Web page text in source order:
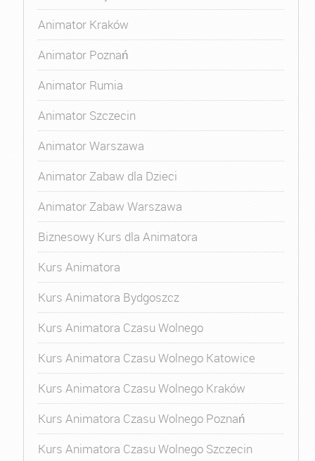
Animator Kraków
Animator Poznań
Animator Rumia
Animator Szczecin
Animator Warszawa
Animator Zabaw dla Dzieci
Animator Zabaw Warszawa
Biznesowy Kurs dla Animatora
Kurs Animatora
Kurs Animatora Bydgoszcz
Kurs Animatora Czasu Wolnego
Kurs Animatora Czasu Wolnego Katowice
Kurs Animatora Czasu Wolnego Kraków
Kurs Animatora Czasu Wolnego Poznań
Kurs Animatora Czasu Wolnego Szczecin